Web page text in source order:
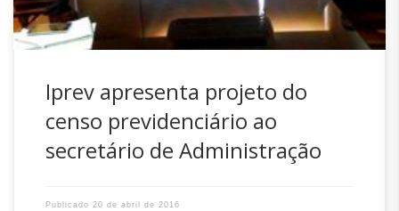
Iprev apresenta projeto do
censo previdenciário ao
secretário de Administração
Publicado 20 de abril de 2016